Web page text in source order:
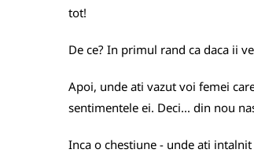
tot!
De ce? In primul rand ca daca ii
Apoi, unde ati vazut voi femei
sentimentele ei. Deci... din nou
Inca o chestiune - unde ati